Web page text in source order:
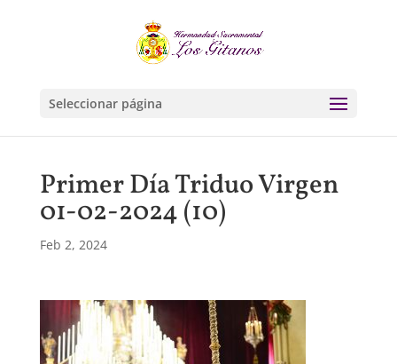
Seleccionar página
Primer Día Triduo Virgen
01-02-2024 (10)
Feb 2, 2024